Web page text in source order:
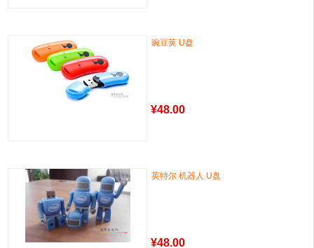
豌豆荚 U盘
¥48.00
英特尔 机器人 U盘
¥48.00